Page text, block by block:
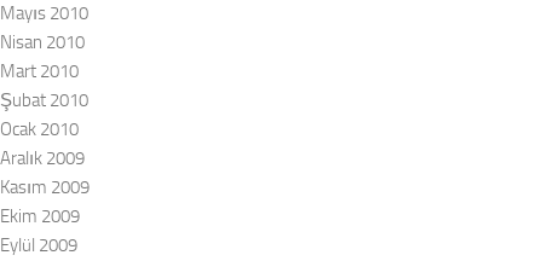
Mayıs 2010
Nisan 2010
Mart 2010
Şubat 2010
Ocak 2010
Aralık 2009
Kasım 2009
Ekim 2009
Eylül 2009